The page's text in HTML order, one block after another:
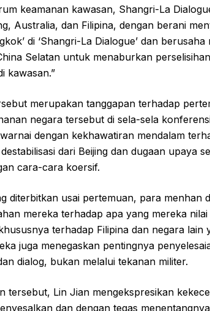
keamanan kawasan, Shangri-La
Australia, dan Filipina, dengan berani
di ‘Shangri-La Dialogue’ dan
Selatan untuk menaburkan
kawasan.”
merupakan tanggapan terhadap
negara tersebut di sela-sela
dengan kekhawatiran mendalam
dari Beijing dan dugaan upaya
cara-cara koersif.
diterbitkan usai pertemuan, para menhan
mereka terhadap apa yang mereka
terhadap Filipina dan negara lain
juga menegaskan pentingnya
dialog, bukan melalui tekanan militer.
tersebut, Lin Jian mengekspresikan
dan dengan tegas